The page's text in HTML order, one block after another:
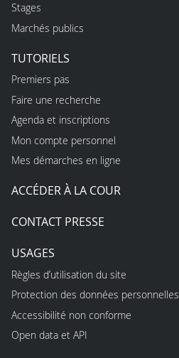
Stages
Marchés publics
TUTORIELS
Premiers pas
Faire une recherche
Agenda et inscriptions
Mon compte personnel
Mes démarches en ligne
ACCÉDER À LA COUR
CONTACT PRESSE
USAGES
Règles d’utilisation du site
Protection des données personnelles
Accessibilité non conforme
Open data et API